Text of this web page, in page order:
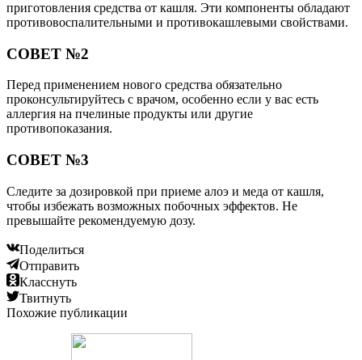
приготовления средства от кашля. Эти компоненты обладают
противовоспалительными и противокашлевыми свойствами.
СОВЕТ №2
Перед применением нового средства обязательно
проконсультируйтесь с врачом, особенно если у вас есть
аллергия на пчелиные продукты или другие
противопоказания.
СОВЕТ №3
Следите за дозировкой при приеме алоэ и меда от кашля,
чтобы избежать возможных побочных эффектов. Не
превышайте рекомендуемую дозу.
Поделиться
Отправить
Класснуть
Твитнуть
Похожие публикации